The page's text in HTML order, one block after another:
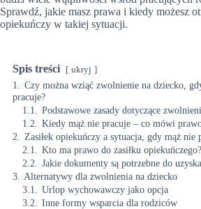
Sprawdź, jakie masz prawa i kiedy możesz
opiekuńczy w takiej sytuacji.
Spis treści ukryj
1.
Czy można wziąć zwolnienie na dziecko,
pracuje?
1.1.
Podstawowe zasady dotyczące
1.2.
Kiedy mąż nie pracuje – co mówi
2.
Zasiłek opiekuńczy a sytuacja, gdy mąż nie
2.1.
Kto ma prawo do zasiłku opiekuńczego?
2.2.
Jakie dokumenty są potrzebne do
3.
Alternatywy dla zwolnienia na dziecko
3.1.
Urlop wychowawczy jako opcja
3.2.
Inne formy wsparcia dla rodziców